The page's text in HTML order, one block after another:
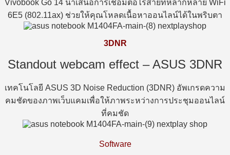
Vivobook Go 14 นำเสนอการเชื่อมต่อไร้สายที่หลากหลาย WiFi
6E5 (802.11ax) ช่วยให้คุณโหลดเนื้อหาออนไลน์ได้ในพริบตา
3DNR
Standout webcam effect – ASUS 3DNR
เทคโนโลยี ASUS 3D Noise Reduction (3DNR) อัพเกรดความ
คมชัดของภาพเว็บแคมเพื่อให้ภาพระหว่างการประชุมออนไลน์
ที่คมชัด
Software